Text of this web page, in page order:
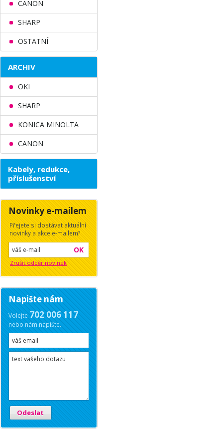
CANON
SHARP
OSTATNÍ
ARCHIV
OKI
SHARP
KONICA MINOLTA
CANON
Kabely, redukce,
příslušenství
Novinky e-mailem
Přejete si dostávat aktuální
novinky a akce e-mailem?
OK
Zrušit odběr novinek
Napište nám
Volejte702 006 117
nebo nám napište.
Odeslat